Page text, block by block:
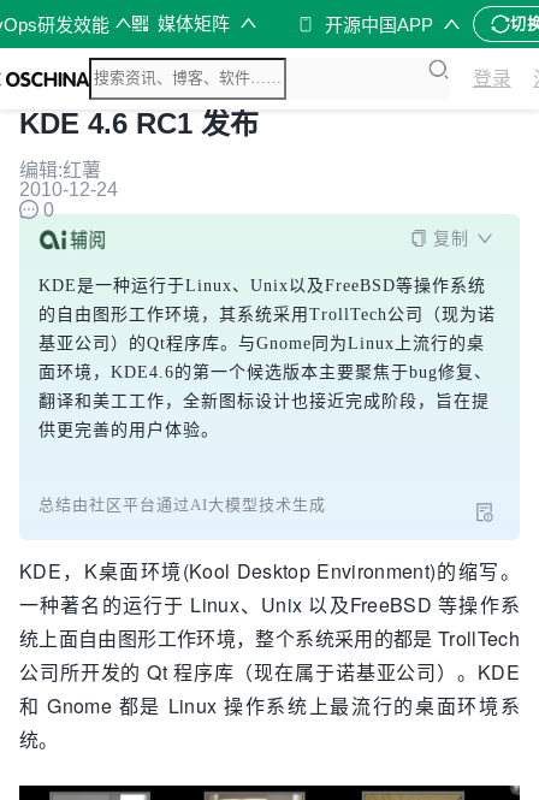
研发效能 媒体矩阵 开源中国APP 切
登录
KDE 4.6 RC1 发布
编辑:红薯
2010-12-24
0
复制
KDE是一种运行于Linux、Unix以及FreeBSD等操作系统
的自由图形工作环境，其系统采用TrollTech公司（现为诺
基亚公司）的Qt程序库。与Gnome同为Linux上流行的桌
面环境，KDE4.6的第一个候选版本主要聚焦于bug修复、
翻译和美工工作，全新图标设计也接近完成阶段，旨在提
供更完善的用户体验。
总结由社区平台通过AI大模型技术生成
KDE，K桌面环境(Kool Desktop Environment)的缩写。
一种著名的运行于 Linux、Unix 以及FreeBSD 等操作系
统上面自由图形工作环境，整个系统采用的都是 TrollTech
公司所开发的 Qt 程序库（现在属于诺基亚公司）。KDE
和 Gnome 都是 Linux 操作系统上最流行的桌面环境系
统。